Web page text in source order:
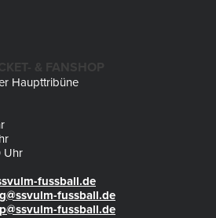
& FANSHOP
Haupttribüne
Uhr
fussball.de
fussball.de
fussball.de